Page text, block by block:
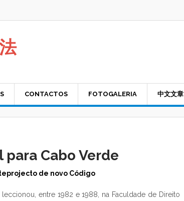
CONTACTOS FOTOGALERIA 中文文章
para Cabo Verde
de novo Código
leccionou, entre 1982 e 1988, na Faculdade de Direito